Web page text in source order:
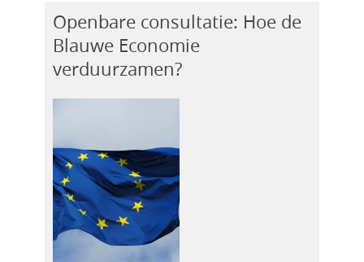
Openbare consultatie: Hoe de
Blauwe Economie
verduurzamen?